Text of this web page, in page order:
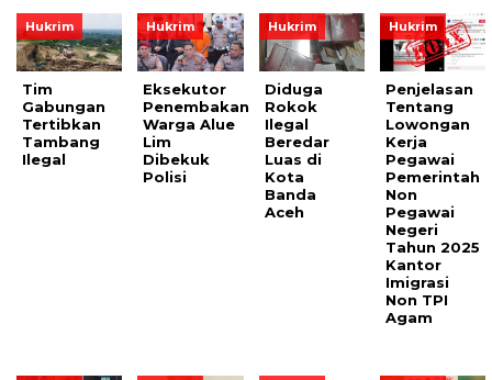
Hukrim
Tim
Gabungan
Tertibkan
Tambang
Ilegal
Hukrim
Eksekutor
Penembakan
Warga Alue
Lim
Dibekuk
Polisi
Hukrim
Diduga
Rokok
Ilegal
Beredar
Luas di
Kota
Banda
Aceh
Hukrim
Penjelasan
Tentang
Lowongan
Kerja
Pegawai
Pemerintah
Non
Pegawai
Negeri
Tahun 2025
Kantor
Imigrasi
Non TPI
Agam